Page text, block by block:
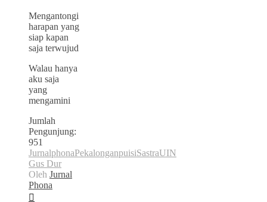
Mengantongi
harapan yang
siap kapan
saja terwujud
Walau hanya
aku saja
yang
mengamini
Jumlah
Pengunjung:
951
JurnalphonaPekalonganpuisiSastraUIN
Gus Dur
Oleh Jurnal
Phona